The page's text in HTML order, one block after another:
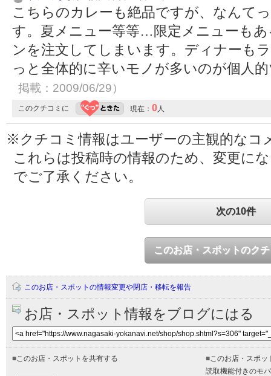
こちらのカレーも絶品ですが、なんて
す。夏メニュー等等…限定メニューも
ンを注文してしまいます。ディナーも
っと全体的に辛いモノが多いのが個人
掲載：2009/06/29）
このクチコミに 現在： 0人
※クチコミ情報はユーザーの主観的なコ
これらは投稿時の情報のため、変更に
でご了承ください。
次の10件
このお店・スポットのク
このお店・スポットの情報変更や閉店・移転を報告
お店・スポット情報をブログにはる
■このお店・スポットを共有する ■このお店・スポッ
読取機能付きのモ